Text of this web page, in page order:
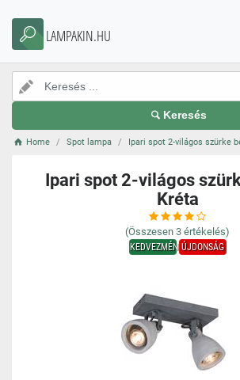
LAMPAKIN.HU
Keresés
Home Spot lampa Ipari spot 2-világos szürke
Ipari spot 2-világos
Kréta
(Összesen 3 értékelés)
KEDVEZMÉNYÚJDONSÁG